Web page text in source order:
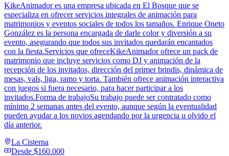
KikeAnimador es una empresa ubicada en El Bosque que se
especializa en ofrecer servicios integrales de animación para
matrimonios y eventos sociales de todos los tamaños. Enrique Oneto
González es la persona encargada de darle color y diversión a su
evento, asegurando que todos sus invitados quedarán encantados
con la fiesta.Servicios que ofreceKikeAnimador ofrece un pack de
matrimonio que incluye servicios como DJ y animación de la
recepción de los invitados, dirección del primer brindis, dinámica de
mesas, vals, liga, ramo y torta. También ofrece animación interactiva
con juegos si fuera necesario, para hacer participar a los
invitados.Forma de trabajoSu trabajo puede ser contratado como
mínimo 2 semanas antes del evento, aunque según la eventualidad
pueden ayudar a los novios agendando por la urgencia u olvido el
día anterior.
La Cisterna
Desde $160.000